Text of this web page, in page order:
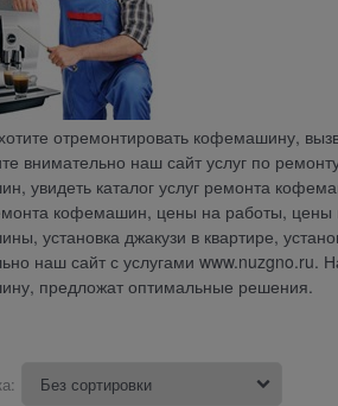
отремонтировать кофемашину,
внимательно наш сайт услуг по
увидеть каталог услуг ремонта
кофемашин, цены на работы, цены
установка джакузи в квартире,
наш сайт с услугами
предложат оптимальные решения.